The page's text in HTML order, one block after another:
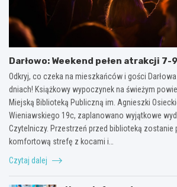
Darłowo: Weekend pełen atrakcji
Odkryj, co czeka na mieszkańców i gości
dniach! Książkowy wypoczynek na świeżym
Miejską Biblioteką Publiczną im. Agnieszki
Wieniawskiego 19c, zaplanowano wyjątkowe
Czytelniczy. Przestrzeń przed biblioteką zostanie
komfortową strefę z kocami i…
Czytaj dalej